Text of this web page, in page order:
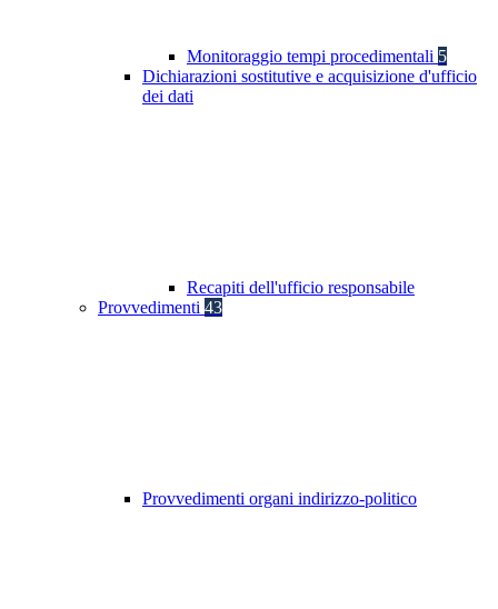
Monitoraggio tempi procedimentali 5
Dichiarazioni sostitutive e acquisizione d'ufficio
dei dati
Recapiti dell'ufficio responsabile
Provvedimenti 43
Provvedimenti organi indirizzo-politico